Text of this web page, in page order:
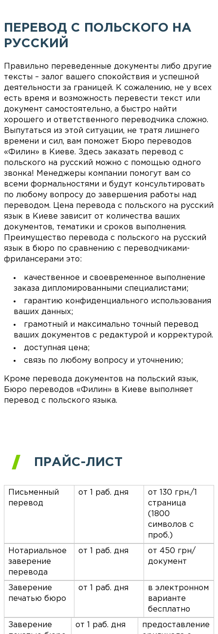
ПЕРЕВОД С ПОЛЬСКОГО НА
РУССКИЙ
Правильно переведенные документы либо другие
тексты – залог вашего спокойствия и успешной
деятельности за границей. К сожалению, не у всех
есть время и возможность перевести текст или
документ самостоятельно, а быстро найти
хорошего и ответственного переводчика сложно.
Выпутаться из этой ситуации, не тратя лишнего
времени и сил, вам поможет Бюро переводов
«Филин» в Киеве. Здесь заказать перевод с
польского на русский можно с помощью одного
звонка! Менеджеры компании помогут вам со
всеми формальностями и будут консультировать
по любому вопросу до завершения работы над
переводом. Цена перевода с польского на русский
язык в Киеве зависит от количества ваших
документов, тематики и сроков выполнения.
Преимущество перевода с польского на русский
язык в бюро по сравнению с переводчиками-
фрилансерами это:
качественное и своевременное выполнение
заказа дипломированными специалистами;
гарантию конфиденциального использования
ваших данных;
грамотный и максимально точный перевод
ваших документов с редактурой и корректурой.
доступная цена;
связь по любому вопросу и уточнению;
Кроме перевода документов на польский язык,
Бюро переводов «Филин» в Киеве выполняет
перевод с польского языка.
ПРАЙС-ЛИСТ
Письменный
перевод
от 1 раб. дня
от 130 грн./1
страница
(1800
символов с
проб.)
Нотариальное
заверение
перевода
от 1 раб. дня
от 450 грн/
документ
Заверение
печатью бюро
от 1 раб. дня
в электронном
варианте
бесплатно
Заверение
от 1 раб. дня
предоставление